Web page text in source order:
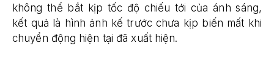
không thể bắt kịp tốc độ chiếu tới của ánh sáng,
kết quả là hình ảnh kế trước chưa kịp biến mất khi
chuyển động hiện tại đã xuất hiện.